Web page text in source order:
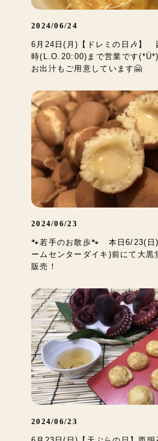
2024/06/24
6月24日(月)【ドレミの日🎶】
時(L.O.20:00)まで営業です
お出汁もご用意しています🤗
2024/06/23
🐾若手のお散歩🐾 本日6/23(日
ームセンターダイキ)前にて大黒
販売！
2024/06/23